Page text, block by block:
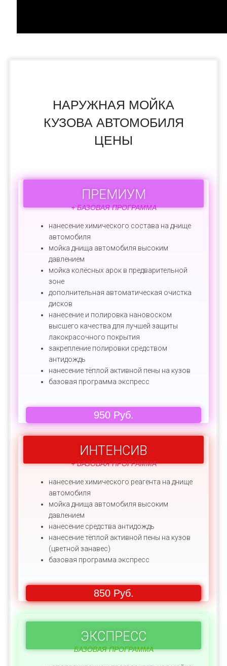
НАРУЖНАЯ МОЙКА
КУЗОВА АВТОМОБИЛЯ
ЦЕНЫ
ПРЕМИУМ
+ БАЗОВАЯ ПРОГРАММА
нанесение химического состава на днище
автомобиля
мойка днища автомобиля высоким
давлением
мойка колёсных арок в предварительной
зоне
дополнительная автоматическая очистка
дисков
нанесение и полировка нановоском
высшего качества для лучшей защиты
лакокрасочного покрытия
закрепление полировки средством
антидождь
нанесение тёплой активной пены на кузов
базовая программа экспресс
950 Руб.
ИНТЕНСИВ
+ БАЗОВАЯ ПРОГРАММА
нанесение химического реагента на днище
автомобиля
мойка днища автомобиля высоким
давлением
нанесение средства антидождь
нанесение тёплой активной пены на кузов
(цветной занавес)
базовая программа экспресс
850 Руб.
ЭКСПРЕСС
БАЗОВАЯ ПРОГРАММА